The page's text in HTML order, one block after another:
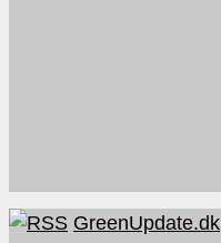
GreenUpdate.dk